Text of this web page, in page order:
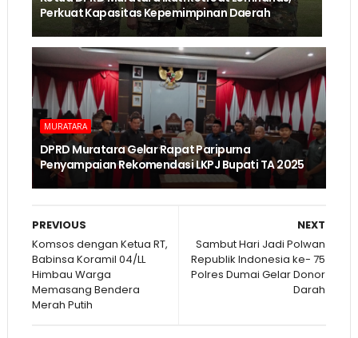
Perkuat Kapasitas Kepemimpinan Daerah
MURATARA
DPRD Muratara Gelar Rapat Paripurna
Penyampaian Rekomendasi LKPJ Bupati TA 2025
NEXT
Sambut Hari Jadi Polwan
Republik Indonesia ke- 75
Polres Dumai Gelar Donor
Darah
PREVIOUS
Komsos dengan Ketua RT,
Babinsa Koramil 04/LL
Himbau Warga
Memasang Bendera
Merah Putih